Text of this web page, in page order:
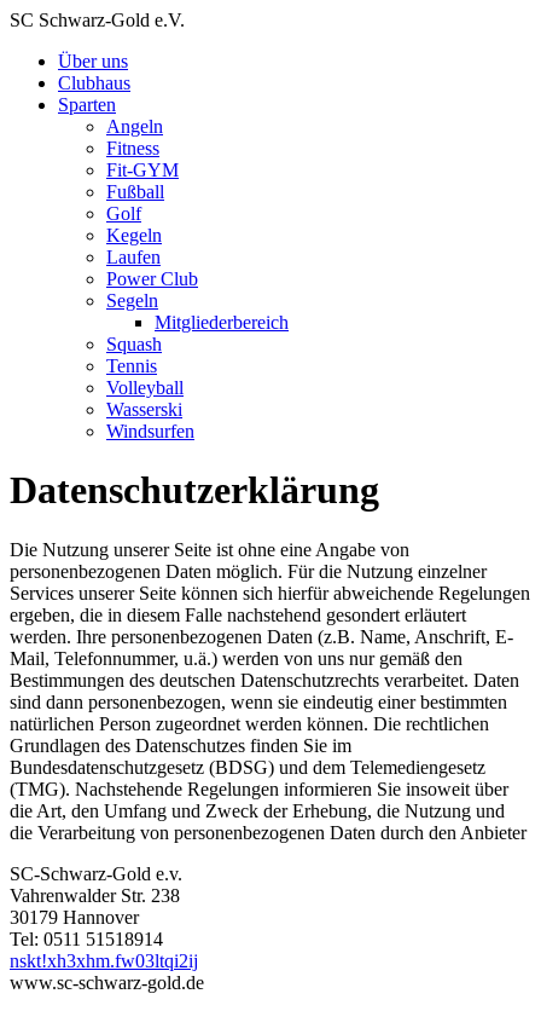
SC Schwarz-Gold e.V.
Über uns
Clubhaus
Sparten
Angeln
Fitness
Fit-GYM
Fußball
Golf
Kegeln
Laufen
Power Club
Segeln
Mitgliederbereich
Squash
Tennis
Volleyball
Wasserski
Windsurfen
Datenschutzerklärung
Die Nutzung unserer Seite ist ohne eine Angabe von
personenbezogenen Daten möglich. Für die Nutzung einzelner
Services unserer Seite können sich hierfür abweichende Regelungen
ergeben, die in diesem Falle nachstehend gesondert erläutert
werden. Ihre personenbezogenen Daten (z.B. Name, Anschrift, E-
Mail, Telefonnummer, u.ä.) werden von uns nur gemäß den
Bestimmungen des deutschen Datenschutzrechts verarbeitet. Daten
sind dann personenbezogen, wenn sie eindeutig einer bestimmten
natürlichen Person zugeordnet werden können. Die rechtlichen
Grundlagen des Datenschutzes finden Sie im
Bundesdatenschutzgesetz (BDSG) und dem Telemediengesetz
(TMG). Nachstehende Regelungen informieren Sie insoweit über
die Art, den Umfang und Zweck der Erhebung, die Nutzung und
die Verarbeitung von personenbezogenen Daten durch den Anbieter
SC-Schwarz-Gold e.v.
Vahrenwalder Str. 238
30179 Hannover
Tel: 0511 51518914
nskt!xh3xhm.fw03ltqi2ij
www.sc-schwarz-gold.de